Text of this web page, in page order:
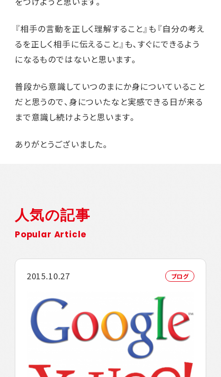
『相手の言動を正しく理解すること』も『自分の考え
るを正しく相手に伝えること』も、すぐにできるよう
になるものではないと思います。
普段から意識していつのまにか身についていること
だと思うので、身についたなと実感できる日が来る
まで意識し続けようと思います。
ありがとうございました。
人気の記事
Popular Article
2015.10.27 ブログ